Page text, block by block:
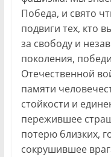
Победа, и свято
подвиги тех, кто
за свободу и
поколения,
Отечественной
памяти
стойкости и
пережившее
потерю близких,
сокрушившее